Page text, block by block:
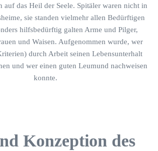
auf das Heil der Seele. Spitäler waren nicht in
sie standen vielmehr allen Bedürftigen
hilfsbedürftig galten Arme und Pilger,
und Waisen. Aufgenommen wurde, wer
durch Arbeit seinen Lebensunterhalt
und wer einen guten Leumund nachweisen
konnte.
Konzeption des